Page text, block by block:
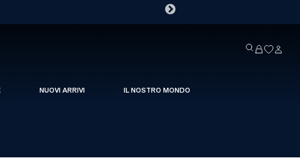
NUOVI ARRIVI IL NOSTRO MONDO